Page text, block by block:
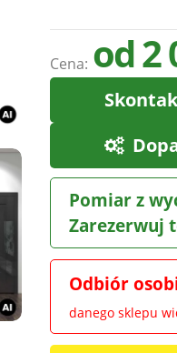
Cena: od 2
Pomiar z
Zarezerwuj
Odbiór
danego sklepu